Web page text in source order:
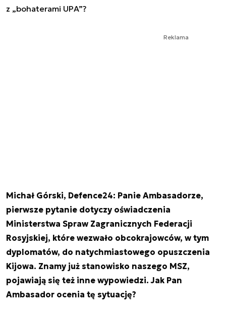
z „bohaterami UPA”?
Reklama
Michał Górski, Defence24: Panie Ambasadorze,
pierwsze pytanie dotyczy oświadczenia
Ministerstwa Spraw Zagranicznych Federacji
Rosyjskiej, które wezwało obcokrajowców, w tym
dyplomatów, do natychmiastowego opuszczenia
Kijowa. Znamy już stanowisko naszego MSZ,
pojawiają się też inne wypowiedzi. Jak Pan
Ambasador ocenia tę sytuację?